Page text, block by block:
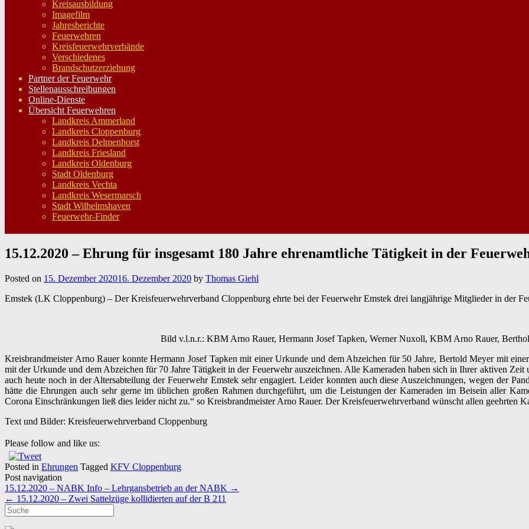
Kreisausbildung
Imagefilm
Jahresberichte
Feuerwehren
Kreisfeuerwehrverbände
Verschiedenes
Brandschutzerziehung
Partner der Feuerwehr
Stellenausschreibungen
Online-Dienste
Übersicht Feuerwehren
Landkreis Ammerland
Landkreis Cloppenburg
Landkreis Delmenhorst
Landkreis Friesland
Landkreis Oldenburg
Stadt Oldenburg
Landkreis Vechta
Landkreis Wesermarsch
Stadt Wilhelmshaven
Feuerwehr-Finder
15.12.2020 – Ehrung für insgesamt 180 Jahre ehrenamtliche Tätigkeit in der
Posted on 15. Dezember 202016. Dezember 2020 by Thomas Giehl
Emstek (LK Cloppenburg) – Der Kreisfeuerwehrverband Cloppenburg ehrte bei der Feuerwehr Emstek drei langjährige Mitglieder in der
Bild v.l.n.r.: KBM Arno Rauer, Hermann Josef Tapken, Werner Nuxoll, KBM Arno Rauer,
Kreisbrandmeister Arno Rauer konnte Hermann Josef Tapken mit einer Urkunde und dem Abzeichen für 50 Jahre, Bertold Meyer mit
mit der Urkunde und dem Abzeichen für 70 Jahre Tätigkeit in der Feuerwehr auszeichnen. Alle Kameraden haben sich in Ihrer aktiven
auch heute noch in der Altersabteilung der Feuerwehr Emstek sehr engagiert. Leider konnten auch diese Auszeichnungen, wegen der
hätte die Ehrungen auch sehr gerne im üblichen großen Rahmen durchgeführt, um die Leistungen der Kameraden im Beisein aller
Corona Einschränkungen ließ dies leider nicht zu.“ so Kreisbrandmeister Arno Rauer. Der Kreisfeuerwehrverband wünscht allen geehrten
Text und Bilder: Kreisfeuerwehrverband Cloppenburg
Please follow and like us:
Posted in Ehrungen Tagged KFV Cloppenburg
Post navigation
15.12.2020 – NABK Info – Lehrgansbetrieb an der NABK →
← 15.12.2020 – Zwei Sattelzüge kollidierten auf der B 211